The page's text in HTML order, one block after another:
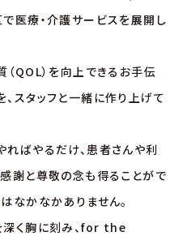
医療・介護サービスを展開し
QOL）を向上できるお手伝
スタッフと一緒に作り上げて
ばやるだけ、患者さんや利
謝と尊敬の念も得ることがで
なかなかありません。
深く胸に刻み、for the